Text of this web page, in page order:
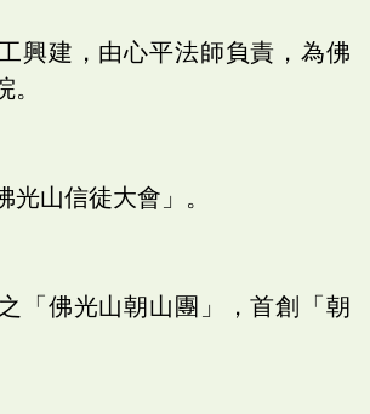
興建，由心平法師負責，為佛
光山信徒大會」。
「佛光山朝山團」，首創「朝